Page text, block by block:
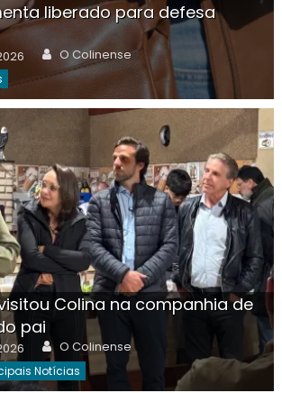
liberado para defesa
Author
O Colinense
Colina na companhia de
pai
Author
O Colinense
Notícias